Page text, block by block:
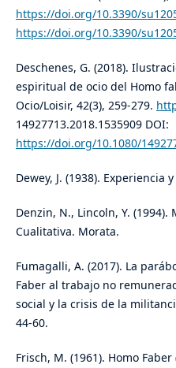
https://doi.org/10.3390/
https://doi.org/10.3390/
Deschenes, G. (2018).
espiritual de ocio del Homo
Ocio/Loisir, 42(3), 259-279.
14927713.2018.1535909 DOI:
https://doi.org/10.1080/
Dewey, J. (1938). Experiencia
Denzin, N., Lincoln, Y.
Cualitativa. Morata.
Fumagalli, A. (2017). La
Faber al trabajo no
social y la crisis de la
44-60.
Frisch, M. (1961). Homo